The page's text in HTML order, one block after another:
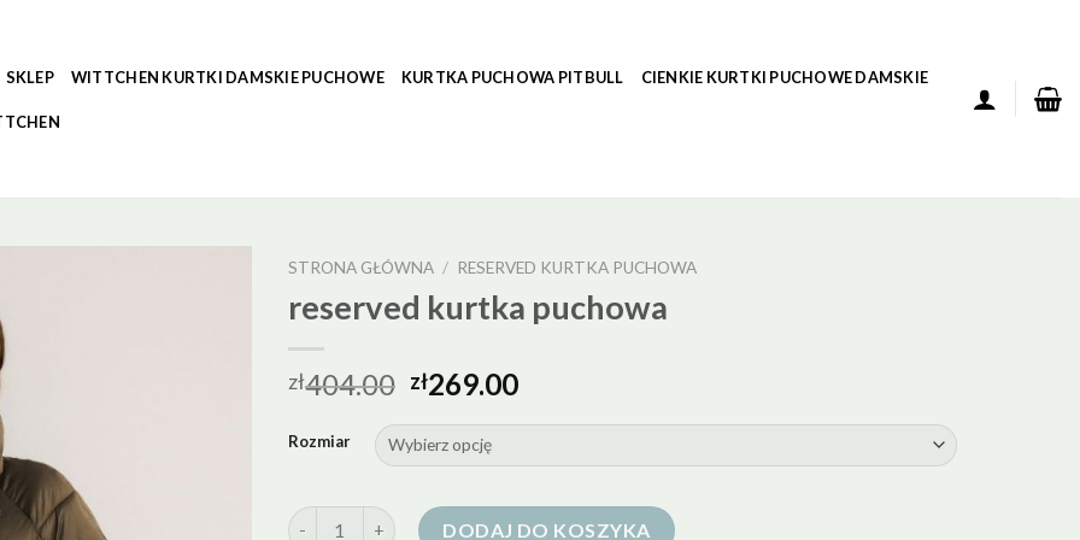
SKLEP WITTCHEN KURTKI DAMSKIE PUCHOWE KURTKA PUCHOWA PITBULL CIENKIE KURTKI PUCHOWE DAMSKIE
STRONA GŁÓWNA / RESERVED KURTKA PUCHOWA
reserved kurtka puchowa
zł404.00 zł269.00
Rozmiar
ilość reserved kurtka puchowaDODAJ DO KOSZYKA